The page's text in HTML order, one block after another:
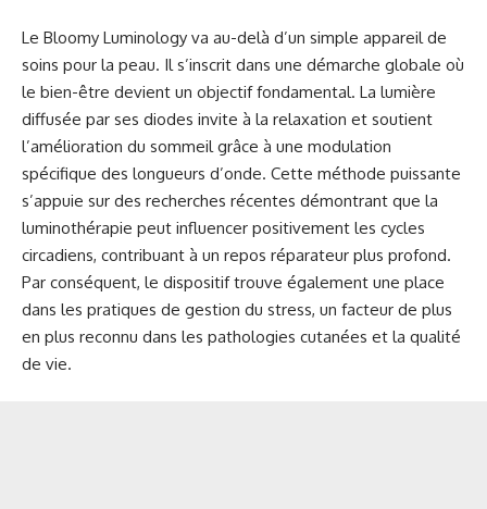
Le Bloomy Luminology va au-delà d’un simple appareil de
soins pour la peau. Il s’inscrit dans une démarche globale où
le bien-être devient un objectif fondamental. La lumière
diffusée par ses diodes invite à la relaxation et soutient
l’amélioration du sommeil grâce à une modulation
spécifique des longueurs d’onde. Cette méthode puissante
s’appuie sur des recherches récentes démontrant que la
luminothérapie peut influencer positivement les cycles
circadiens, contribuant à un repos réparateur plus profond.
Par conséquent, le dispositif trouve également une place
dans les pratiques de gestion du stress, un facteur de plus
en plus reconnu dans les pathologies cutanées et la qualité
de vie.